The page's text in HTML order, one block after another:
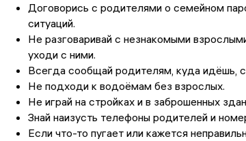
Договорись с родителями о семейном
ситуаций.
Не разговаривай с незнакомыми
уходи с ними.
Всегда сообщай родителям, куда идёшь,
Не подходи к водоёмам без взрослых.
Не играй на стройках и в заброшенных
Знай наизусть телефоны родителей и
Если что-то пугает или кажется